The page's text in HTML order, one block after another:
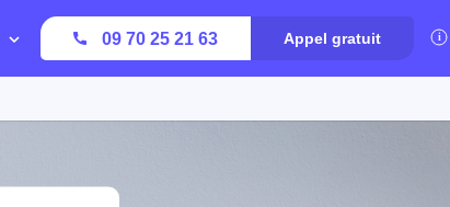
09 70 25 21 63 Appel gratuit